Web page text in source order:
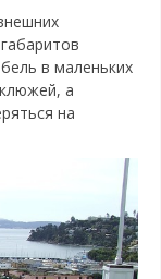
в маленьких
а
на